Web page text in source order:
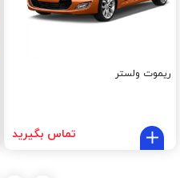
ریموت ولستر
تماس بگیرید